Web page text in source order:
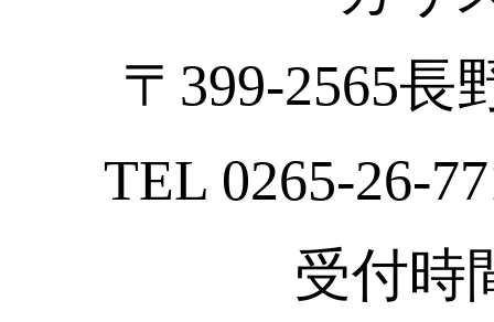
〒399-2565長
TEL 0265-26-
受付時